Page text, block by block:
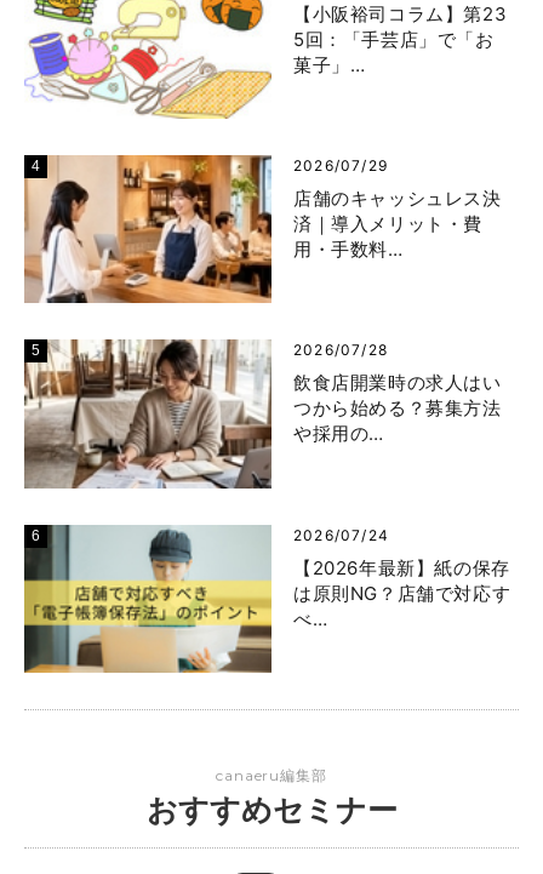
【小阪裕司コラム】第23
5回：「手芸店」で「お
菓子」…
2026/07/29
店舗のキャッシュレス決
済｜導入メリット・費
用・手数料…
2026/07/28
飲食店開業時の求人はい
つから始める？募集方法
や採用の…
2026/07/24
【2026年最新】紙の保存
は原則NG？店舗で対応す
べ…
canaeru編集部
おすすめセミナー